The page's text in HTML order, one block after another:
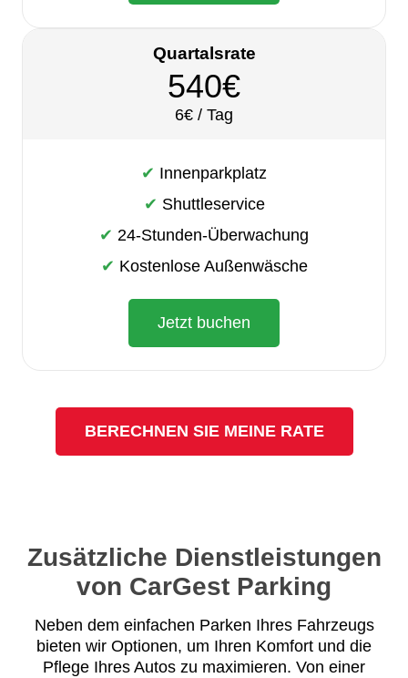
Quartalsrate
540€
6€ / Tag
✔ Innenparkplatz
✔ Shuttleservice
✔ 24-Stunden-Überwachung
✔ Kostenlose Außenwäsche
Jetzt buchen
BERECHNEN SIE MEINE RATE
Zusätzliche Dienstleistungen
von CarGest Parking
Neben dem einfachen Parken Ihres Fahrzeugs
bieten wir Optionen, um Ihren Komfort und die
Pflege Ihres Autos zu maximieren. Von einer